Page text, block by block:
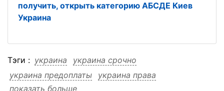
получить, открыть категорию АБСДЕ Киев
Украина
Тэги : украина
украина срочно
украина предоплаты
украина права
показать больше